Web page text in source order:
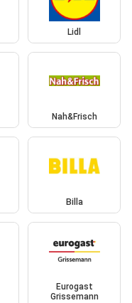
Lidl
Nah&Frisch
Billa
Eurogast
Grissemann